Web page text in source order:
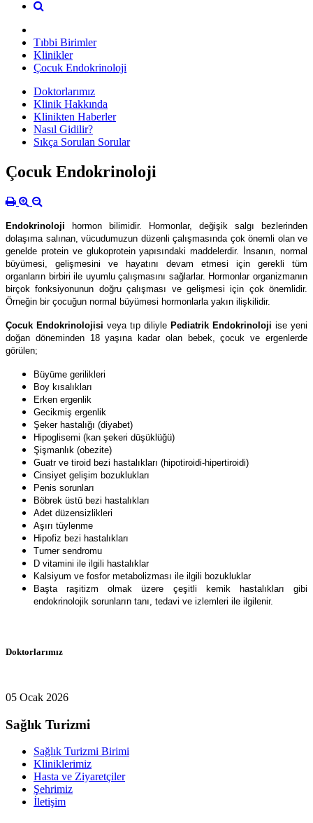
Tıbbi Birimler
Klinikler
Çocuk Endokrinoloji
Doktorlarımız
Klinik Hakkında
Klinikten Haberler
Nasıl Gidilir?
Sıkça Sorulan Sorular
Çocuk Endokrinoloji
Endokrinoloji hormon bilimidir. Hormonlar, değişik salgı bezlerinden
dolaşıma salınan, vücudumuzun düzenli çalışmasında çok önemli olan ve
genelde protein ve glukoprotein yapısındaki maddelerdir. İnsanın, normal
büyümesi, gelişmesini ve hayatını devam etmesi için gerekli tüm
organların birbiri ile uyumlu çalışmasını sağlarlar. Hormonlar organizmanın
birçok fonksiyonunun doğru çalışması ve gelişmesi için çok önemlidir.
Örneğin bir çocuğun normal büyümesi hormonlarla yakın ilişkilidir.
Çocuk Endokrinolojisi veya tıp diliyle Pediatrik Endokrinoloji ise yeni
doğan döneminden 18 yaşına kadar olan bebek, çocuk ve ergenlerde
görülen;
Büyüme gerilikleri
Boy kısalıkları
Erken ergenlik
Gecikmiş ergenlik
Şeker hastalığı (diyabet)
Hipoglisemi (kan şekeri düşüklüğü)
Şişmanlık (obezite)
Guatr ve tiroid bezi hastalıkları (hipotiroidi-hipertiroidi)
Cinsiyet gelişim bozuklukları
Penis sorunları
Böbrek üstü bezi hastalıkları
Adet düzensizlikleri
Aşırı tüylenme
Hipofiz bezi hastalıkları
Turner sendromu
D vitamini ile ilgili hastalıklar
Kalsiyum ve fosfor metabolizması ile ilgili bozukluklar
Başta raşitizm olmak üzere çeşitli kemik hastalıkları gibi
endokrinolojik sorunların tanı, tedavi ve izlemleri ile ilgilenir.
Doktorlarımız
05 Ocak 2026
Sağlık Turizmi
Sağlık Turizmi Birimi
Kliniklerimiz
Hasta ve Ziyaretçiler
Şehrimiz
İletişim